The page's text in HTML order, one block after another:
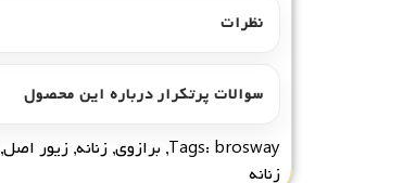
نظرات
سوالات پرتکرار درباره این محصول
Tags: brosway
, برازوی, زنانه, زیور اصل,
زنانه